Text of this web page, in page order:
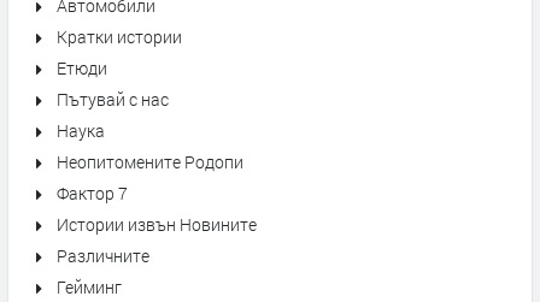
Автомобили
Кратки истории
Етюди
Пътувай с нас
Наука
Неопитомените Родопи
Фактор 7
Истории извън Новините
Различните
Гейминг